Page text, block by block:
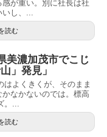
が重い。別に社長は社
し、...
読む
美濃加茂市でこじ
」発見」
はよくきくが、そのまま
なかないのでは。標高
...
読む